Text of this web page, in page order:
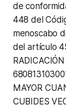
de
448 del
menoscabo
del artículo
MAYOR
CUBIDES